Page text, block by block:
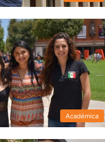
Académica